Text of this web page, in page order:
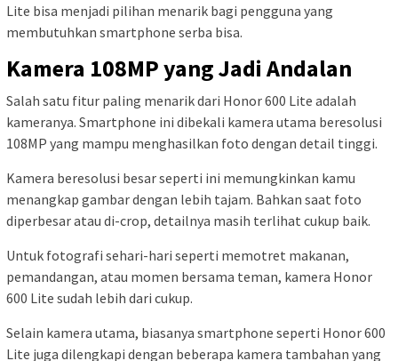
Lite bisa menjadi pilihan menarik bagi pengguna yang
membutuhkan smartphone serba bisa.
Kamera 108MP yang Jadi Andalan
Salah satu fitur paling menarik dari Honor 600 Lite adalah
kameranya. Smartphone ini dibekali kamera utama beresolusi
108MP yang mampu menghasilkan foto dengan detail tinggi.
Kamera beresolusi besar seperti ini memungkinkan kamu
menangkap gambar dengan lebih tajam. Bahkan saat foto
diperbesar atau di-crop, detailnya masih terlihat cukup baik.
Untuk fotografi sehari-hari seperti memotret makanan,
pemandangan, atau momen bersama teman, kamera Honor
600 Lite sudah lebih dari cukup.
Selain kamera utama, biasanya smartphone seperti Honor 600
Lite juga dilengkapi dengan beberapa kamera tambahan yang